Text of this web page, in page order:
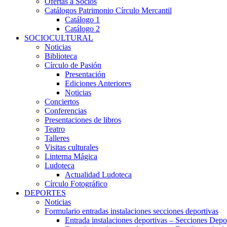
Catálogos Patrimonio Círculo Mercantil
Catálogo 1
Catálogo 2
SOCIOCULTURAL
Noticias
Biblioteca
Círculo de Pasión
Presentación
Ediciones Anteriores
Noticias
Conciertos
Conferencias
Presentaciones de libros
Teatro
Talleres
Visitas culturales
Linterna Mágica
Ludoteca
Actualidad Ludoteca
Círculo Fotográfico
DEPORTES
Noticias
Formulario entradas instalaciones secciones deportivas
Entrada instalaciones deportivas – Secciones